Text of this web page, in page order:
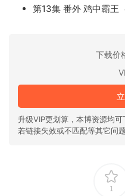
第13集 番外 鸡中霸王
下载价
升级VIP更划算，本博资源均可
若链接失效或不匹配等其它问
1